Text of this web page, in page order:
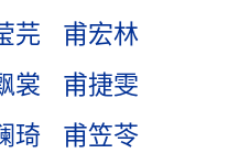
芫
甫宏林
裳
甫捷雯
琦
甫笠苓